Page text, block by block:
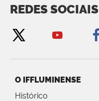
REDES SOCIAIS
O IFFLUMINENSE
Histórico